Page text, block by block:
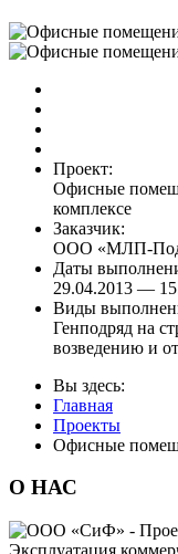
Проект:
Офисные
комплексе
Заказчик:
ООО «МЛП-
Даты
29.04.2013 —
Виды
Генподряд на
возведению и
Вы здесь:
Главная
Проекты
Офисные
О НАС